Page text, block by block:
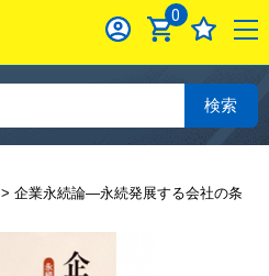
0
検索
> 企業永続論―永続発展する会社の条